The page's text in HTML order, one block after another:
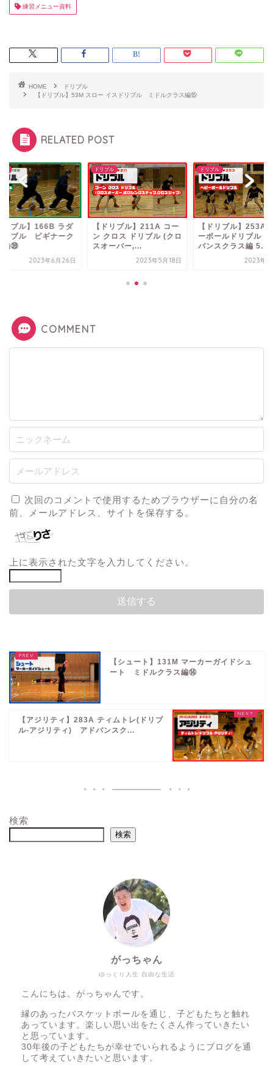
練習メニュー資料
HOME
ドリブル
【ドリブル】53M スロー イスドリブル ミドルクラス編⑮
RELATED POST
リブル】166B ラダ
リブル ビギナーク
編㊴
2023年6月26日
ドリブル
【ドリブル】211A コー
ン クロス ドリブル (クロ
スオーバー,...
2023年5月18日
ドリブル
【ドリブル】253A
ーボールドリブル
バンスクラス編 5...
2023年7
COMMENT
次回のコメントで使用するためブラウザーに自分の名
前、メールアドレス、サイトを保存する。
上に表示された文字を入力してください。
【シュート】131M マーカーガイドシュ
ート ミドルクラス編⑭
【アジリティ】283A ティムトレ(ドリブ
ル-アジリティ) アドバンスク...
検索
検索
ゆっくり人生 自由な生活
がっちゃん
こんにちは。がっちゃんです。
縁のあったバスケットボールを通じ、子どもたちと触れ
あっています。楽しい思い出をたくさん作っていきたい
と思っています。
30年後の子どもたちが幸せでいられるようにブログを通
して考えていきたいと思います。